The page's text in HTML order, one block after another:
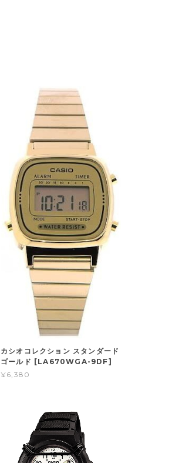
カシオコレクション スタンダード
ゴールド [LA670WGA-9DF]
¥6,380